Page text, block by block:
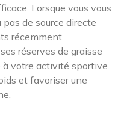
Lorsque vous vous
de source directe
récemment
réserves de graisse
à votre activité sportive.
et favoriser une